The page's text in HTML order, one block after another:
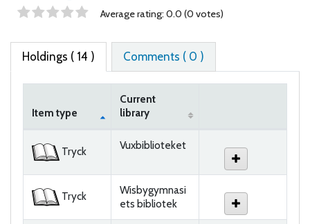
Star ratings Average rating: 0.0 (0 votes)
Holdings ( 14 ) Comments ( 0 )
Item type
Current
library
Tryck Vuxbiblioteket
Tryck
Wisbygymnasi
ets bibliotek